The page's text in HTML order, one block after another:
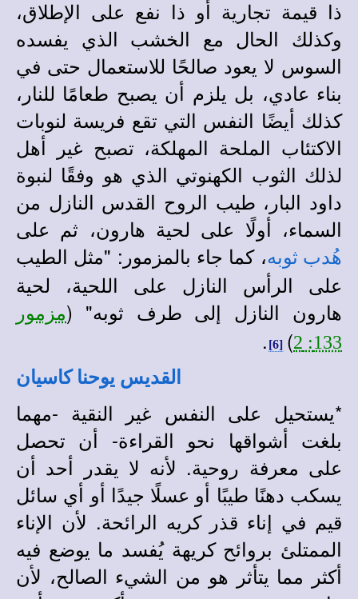
ذا قيمة تجارية أو ذا نفع على الإطلاق،
وكذلك الحال مع الخشب الذي يفسده
السوس لا يعود صالحًا للاستعمال حتى في
بناء عادي، بل يلزم أن يصبح طعامًا للنار،
كذلك أيضًا النفس التي تقع فريسة لنوبات
الاكتئاب الملحة المهلكة، تصبح غير أهل
لذلك الثوب الكهنوتي الذي هو وفقًا لنبوة
داود البار، طيب الروح القدس النازل من
السماء، أولًا على لحية هارون، ثم على
هُدب ثوبه، كما جاء بالمزمور: "مثل الطيب
على الرأس النازل على اللحية، لحية
هارون النازل إلى طرف ثوبه" (مزمور
133: 2
)
[6]
.
القديس يوحنا كاسيان
*يستحيل على النفس غير النقية -مهما
بلغت أشواقها نحو القراءة- أن تحصل
على معرفة روحية. لأنه لا يقدر أحد أن
يسكب دهنًا طيبًا أو عسلًا جيدًا أو أي سائل
قيم في إناء قذر كريه الرائحة. لأن الإناء
الممتلئ بروائح كريهة يُفسد ما يوضع فيه
أكثر مما يتأثر هو من الشيء الصالح، لأن